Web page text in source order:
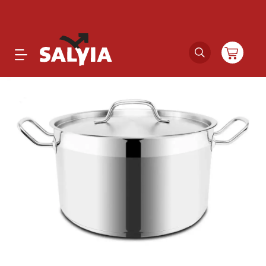
Novedades
Outlet
Marcas